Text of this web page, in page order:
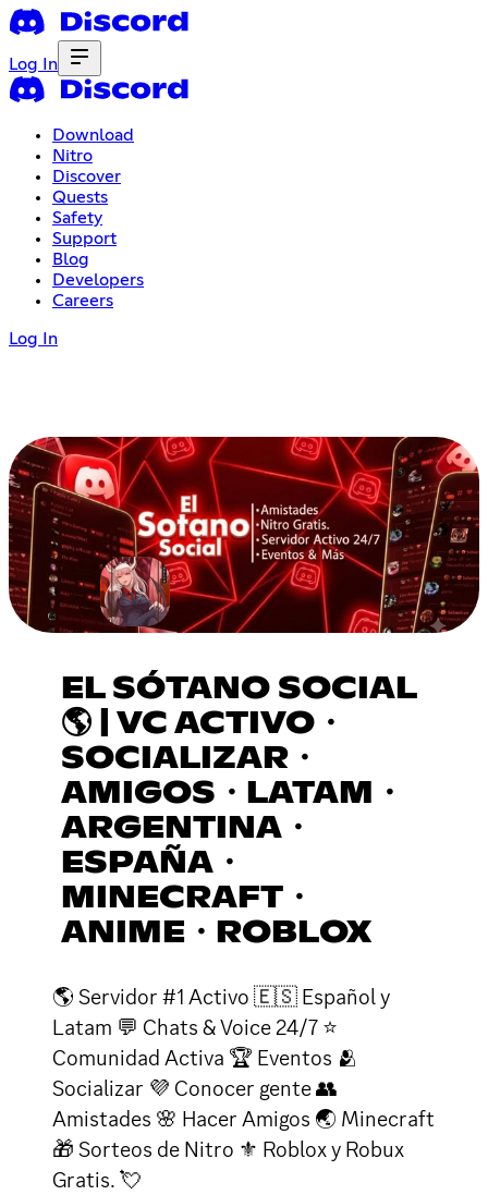
Log In
Download
Nitro
Discover
Quests
Safety
Support
Blog
Developers
Careers
Log In
EL SÓTANO SOCIAL
🌎 | VC ACTIVO・
SOCIALIZAR・
AMIGOS・LATAM・
ARGENTINA・
ESPAÑA・
MINECRAFT・
ANIME・ROBLOX
🌎 Servidor #1 Activo 🇪🇸 Español y
Latam 💬 Chats & Voice 24/7 ⭐
Comunidad Activa 🏆 Eventos 🫂
Socializar 💜 Conocer gente 👥
Amistades 🌸 Hacer Amigos 🌏 Minecraft
🎁 Sorteos de Nitro ⚜ Roblox y Robux
Gratis. 💘